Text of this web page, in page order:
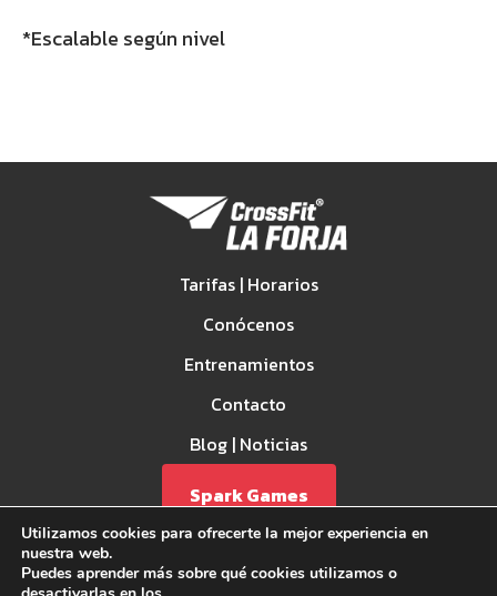
*Escalable según nivel
Tarifas | Horarios
Conócenos
Entrenamientos
Contacto
Blog | Noticias
Spark Games
Utilizamos cookies para ofrecerte la mejor experiencia en
nuestra web.
Puedes aprender más sobre qué cookies utilizamos o